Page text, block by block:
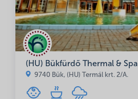
(HU) Bükfürdő Thermal & Spa
9740 Bük, (HU) Termál krt. 2/A.